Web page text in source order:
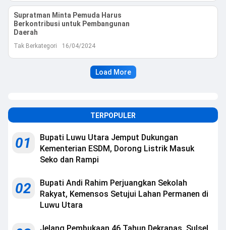
Supratman Minta Pemuda Harus
Berkontribusi untuk Pembangunan
Daerah
Tak Berkategori 16/04/2024
Load More
TERPOPULER
01
Bupati Luwu Utara Jemput Dukungan
Kementerian ESDM, Dorong Listrik Masuk
Seko dan Rampi
02
Bupati Andi Rahim Perjuangkan Sekolah
Rakyat, Kemensos Setujui Lahan Permanen di
Luwu Utara